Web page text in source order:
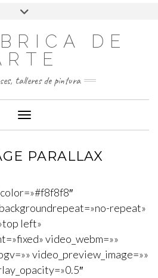
DE
talleres de pintura
Cambiar modo de navegación
PARALLAX
repeat»
left»
video_webm=»»
video_preview_image=»»